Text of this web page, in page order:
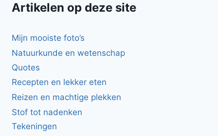
Artikelen op deze site
Mijn mooiste foto’s
Natuurkunde en wetenschap
Quotes
Recepten en lekker eten
Reizen en machtige plekken
Stof tot nadenken
Tekeningen